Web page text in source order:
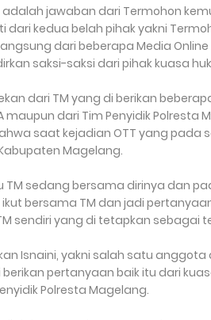
jawaban dari Termohon
kedua belah pihak yakni
dari beberapa Media
saksi-saksi dari pihak kuasa
dari TM yang di berikan
maupun dari Tim Penyidik Polresta
saat kejadian OTT yang pada
Magelang.
sedang bersama dirinya dan
bersama TM dan jadi
sendiri yang di tetapkan sebagai
Isnaini, yakni salah satu anggota
pertanyaan baik itu dari
Polresta Magelang.